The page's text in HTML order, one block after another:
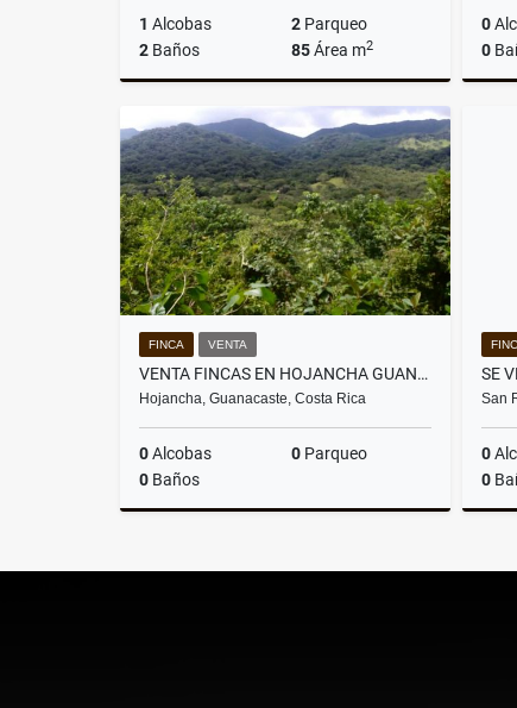
1 Alcobas 2 Parqueo
2 Baños 85Área m2
US$145,000
Alquiler
US$1,200
0
0
FINCA VENTA
VENTA FINCAS EN HOJANCHA GUANACASTE
Hojancha, Guanacaste, Costa Rica
0Alcobas 0 Parqueo
0 Baños
US$12,000,000
San
0
0